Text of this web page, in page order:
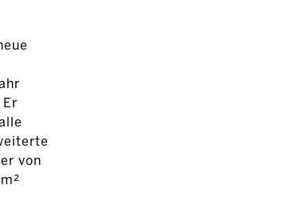
von